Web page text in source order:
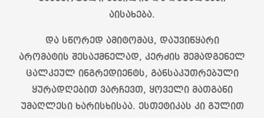
აისახება.
და სწორედ ამიტომაც, დაუვიწყარი
არომატის შესაქმნელად, კერძის შემადგენელ
ცალკეულ ინგრედიენტს, განსაკუთრებული
ყურადღებით ვარჩევთ, ყოველი მათგანი
უმაღლესი ხარისხისაა. ესთეტიკას კი გულით